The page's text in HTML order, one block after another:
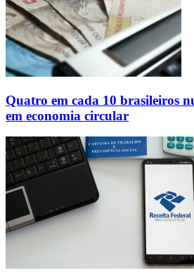
Quatro em cada 10 brasileiros
em economia circular